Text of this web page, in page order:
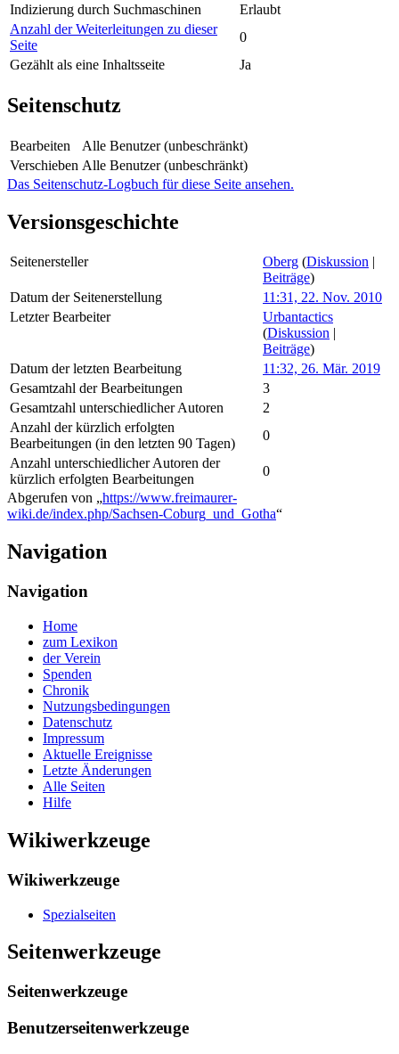
Indizierung durch Suchmaschinen
Erlaubt
Anzahl der Weiterleitungen zu dieser
Seite
0
Gezählt als eine Inhaltsseite
Ja
Seitenschutz
Bearbeiten
Alle Benutzer (unbeschränkt)
Verschieben Alle Benutzer (unbeschränkt)
Das Seitenschutz-Logbuch für diese Seite ansehen.
Versionsgeschichte
Seitenersteller Oberg (Diskussion
Beiträge)
Datum der Seitenerstellung
11:31, 22. Nov. 2010
Letzter Bearbeiter
Urbantactics
(Diskussion
Beiträge)
Datum der letzten Bearbeitung
11:32, 26. Mär. 2019
Gesamtzahl der Bearbeitungen
3
Gesamtzahl unterschiedlicher Autoren
2
Anzahl der kürzlich erfolgten
Bearbeitungen (in den letzten 90 Tagen)
0
Anzahl unterschiedlicher Autoren der
kürzlich erfolgten Bearbeitungen
0
Abgerufen von „https://www.freimaurer-
wiki.de/index.php/Sachsen-Coburg_und_Gotha“
Navigation
Navigation
Home
zum Lexikon
der Verein
Spenden
Chronik
Nutzungsbedingungen
Datenschutz
Impressum
Aktuelle Ereignisse
Letzte Änderungen
Alle Seiten
Hilfe
Wikiwerkzeuge
Wikiwerkzeuge
Spezialseiten
Seitenwerkzeuge
Seitenwerkzeuge
Benutzerseitenwerkzeuge